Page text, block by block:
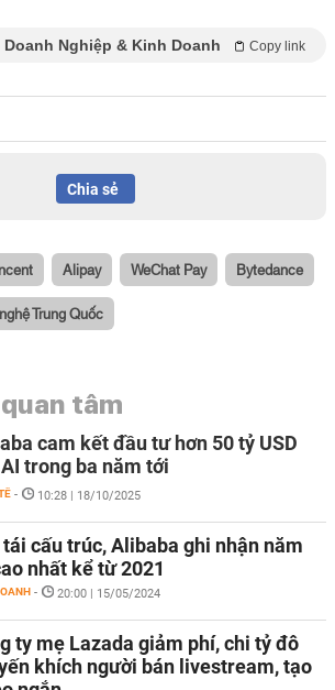
Doanh Nghiệp & Kinh Doanh Copy link
Chia sẻ
Alipay WeChat Pay Bytedance
Trung Quốc
tâm
cam kết đầu tư hơn 50 tỷ USD
trong ba năm tới
- 10:28 | 18/10/2025
tái cấu trúc, Alibaba ghi nhận năm
nhất kể từ 2021
- 20:00 | 15/05/2024
ty mẹ Lazada giảm phí, chi tỷ đô
khích người bán livestream, tạo